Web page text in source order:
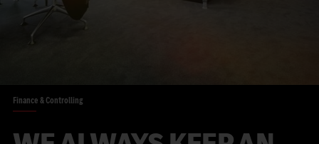
Finance & Controlling